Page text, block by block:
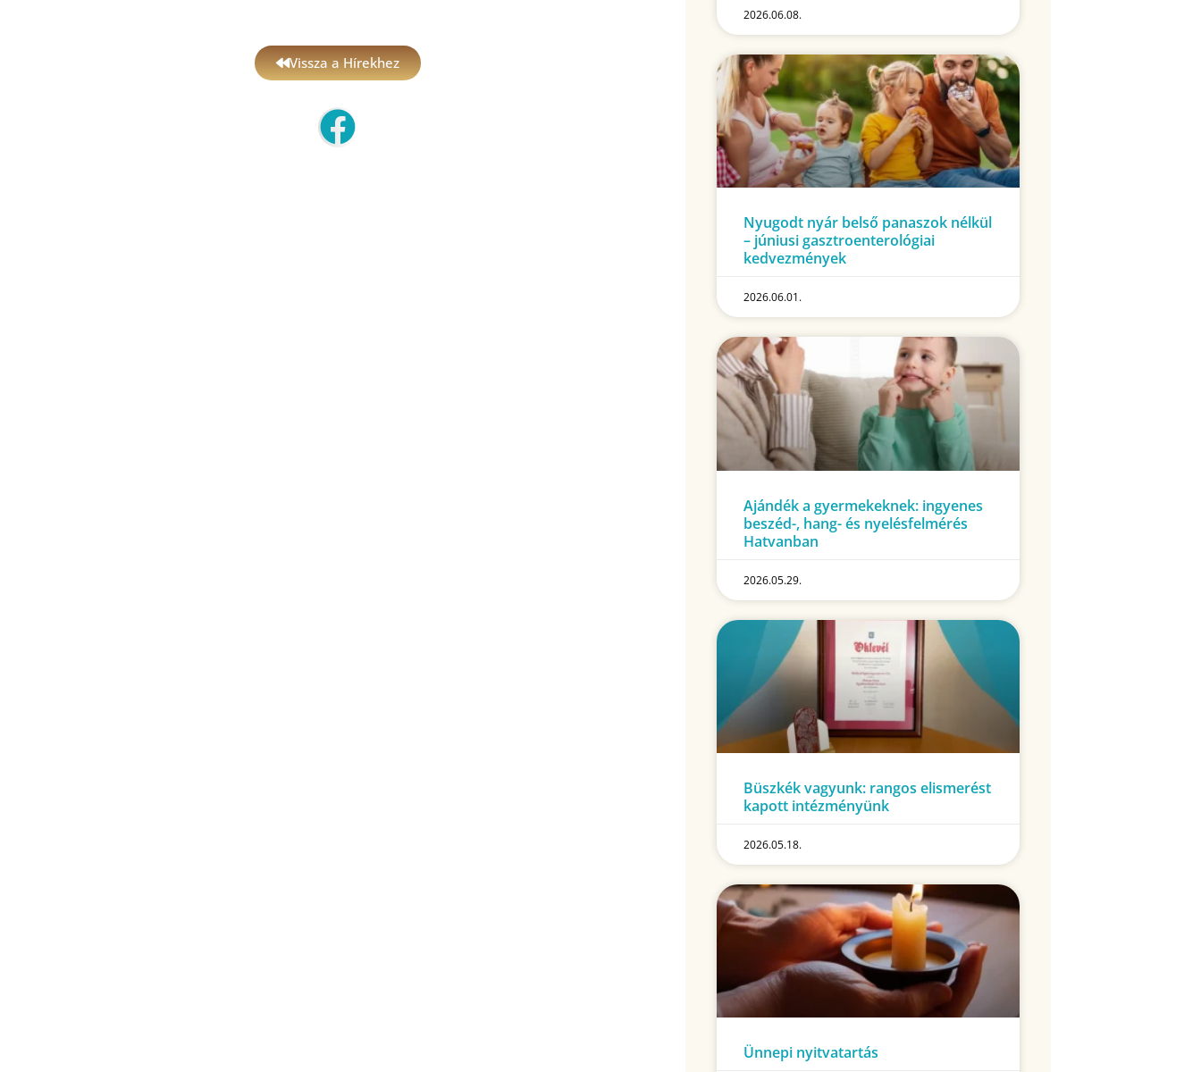
Vissza a Hírekhez
2026.06.08.
Nyugodt nyár belső panaszok nélkül
– júniusi gasztroenterológiai
kedvezmények
2026.06.01.
Ajándék a gyermekeknek: ingyenes
beszéd-, hang- és nyelésfelmérés
Hatvanban
2026.05.29.
Büszkék vagyunk: rangos elismerést
kapott intézményünk
2026.05.18.
Ünnepi nyitvatartás